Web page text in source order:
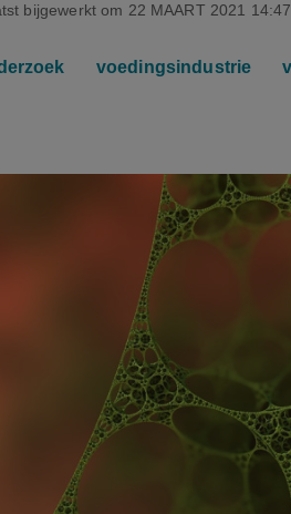
bijgewerkt om 22 MAART 2021 14:47
voedingsindustrie